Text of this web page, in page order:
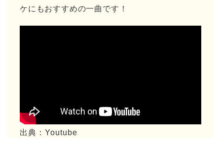
ケにもおすすめの一曲です！
出典：Youtube